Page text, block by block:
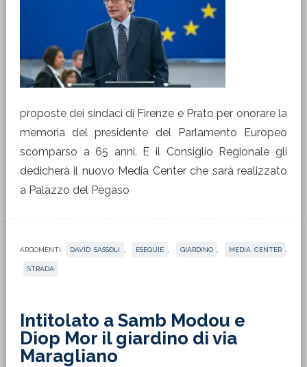
proposte dei sindaci di Firenze e Prato per onorare la
memoria del presidente del Parlamento Europeo
scomparso a 65 anni. E il Consiglio Regionale gli
dedicherà il nuovo Media Center che sarà realizzato
a Palazzo del Pegaso
ARGOMENTI: DAVID SASSOLI ESEQUIE GIARDINO MEDIA CENTER
STRADA
Intitolato a Samb Modou e
Diop Mor il giardino di via
Maragliano